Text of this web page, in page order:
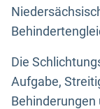
Die
Aufgabe,